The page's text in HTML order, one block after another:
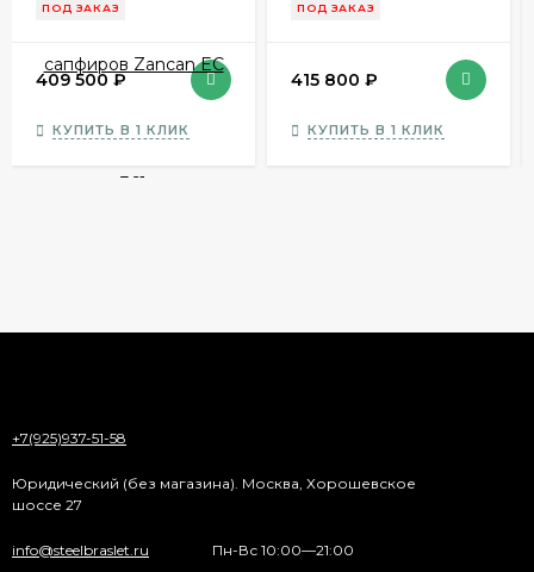
ПОД ЗАКАЗ
409 500₽
КУПИТЬ В 1 КЛИК
ПОД ЗАКАЗ
415 800 ₽
КУПИТЬ В 1 КЛИК
+7(925)937-51-58
Юридический (без магазина). Москва, Хорошевское
шоссе 27
info@steelbraslet.ru Пн-Вс 10:00—21:00